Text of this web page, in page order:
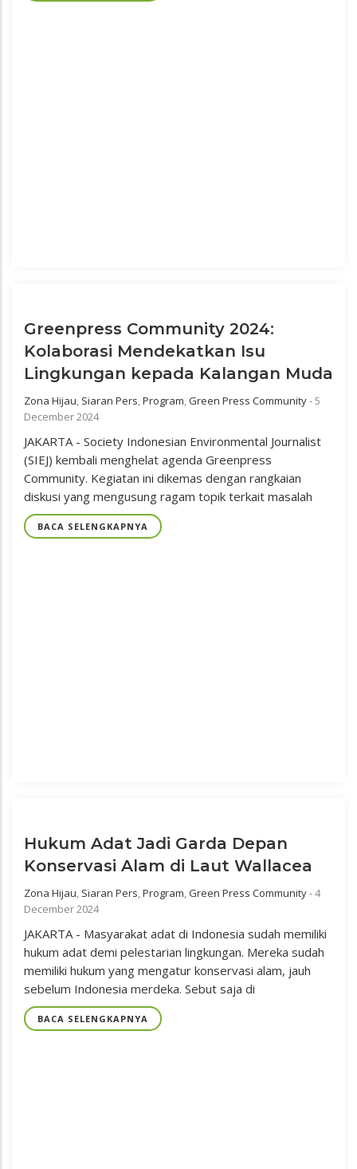
Greenpress Community 2024:
Kolaborasi Mendekatkan Isu
Lingkungan kepada Kalangan Muda
Zona Hijau, Siaran Pers,Program,Green Press Community-5
December 2024
JAKARTA - Society Indonesian Environmental Journalist
(SIEJ) kembali menghelat agenda Greenpress
Community. Kegiatan ini dikemas dengan rangkaian
diskusi yang mengusung ragam topik terkait masalah
BACA SELENGKAPNYA
Hukum Adat Jadi Garda Depan
Konservasi Alam di Laut Wallacea
Zona Hijau, Siaran Pers,Program,Green Press Community-4
December 2024
JAKARTA - Masyarakat adat di Indonesia sudah memiliki
hukum adat demi pelestarian lingkungan. Mereka sudah
memiliki hukum yang mengatur konservasi alam, jauh
sebelum Indonesia merdeka. Sebut saja di
BACA SELENGKAPNYA